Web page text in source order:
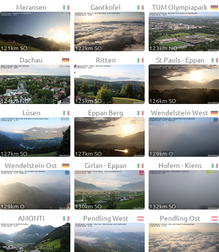
Meransen
121km SO
Gantkofel
122km SO
TUM Olympiapark
123km NO
Dachau
124km NO
Ritten
125km SO
St.Pauls - Eppan
126km SO
Lüsen
127km SO
Eppan Berg
127km SO
Wendelstein West
129km O
Wendelstein Ost
129km O
Girlan - Eppan
130km SO
Hofern - Kiens
132km SO
AMONTI Pendling West Pendling Ost